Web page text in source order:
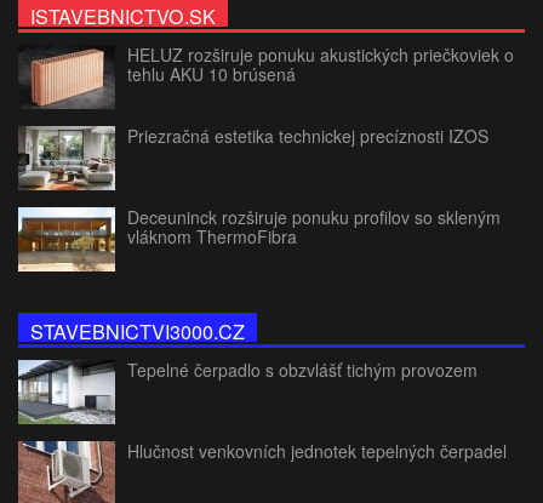
ISTAVEBNICTVO.SK
HELUZ rozširuje ponuku akustických priečkoviek o
tehlu AKU 10 brúsená
Priezračná estetika technickej precíznosti IZOS
Deceuninck rozširuje ponuku profilov so skleným
vláknom ThermoFibra
STAVEBNICTVI3000.CZ
Tepelné čerpadlo s obzvlášť tichým provozem
Hlučnost venkovních jednotek tepelných čerpadel